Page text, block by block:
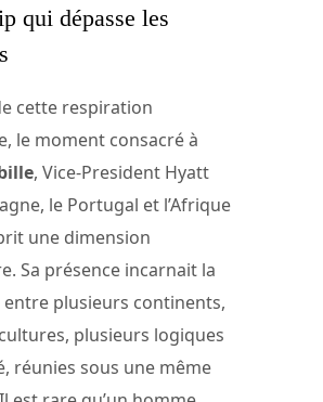
qui dépasse les
cette respiration
le moment consacré à
, Vice-President Hyatt
le Portugal et l’Afrique
une dimension
Sa présence incarnait la
plusieurs continents,
plusieurs logiques
réunies sous une même